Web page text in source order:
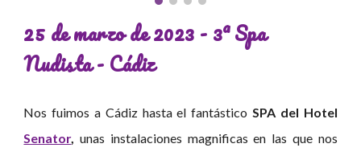
25 de marzo de 2023 - 3ª Spa
Nudista - Cádiz
Nos fuimos a Cádiz hasta el fantástico SPA del Hotel
Senator, unas instalaciones magnificas en las que nos